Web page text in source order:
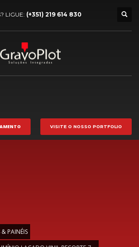
LIGUE: (+351) 219 614 830
VISITE O NOSSO PORTFOLIO
PAINÉIS